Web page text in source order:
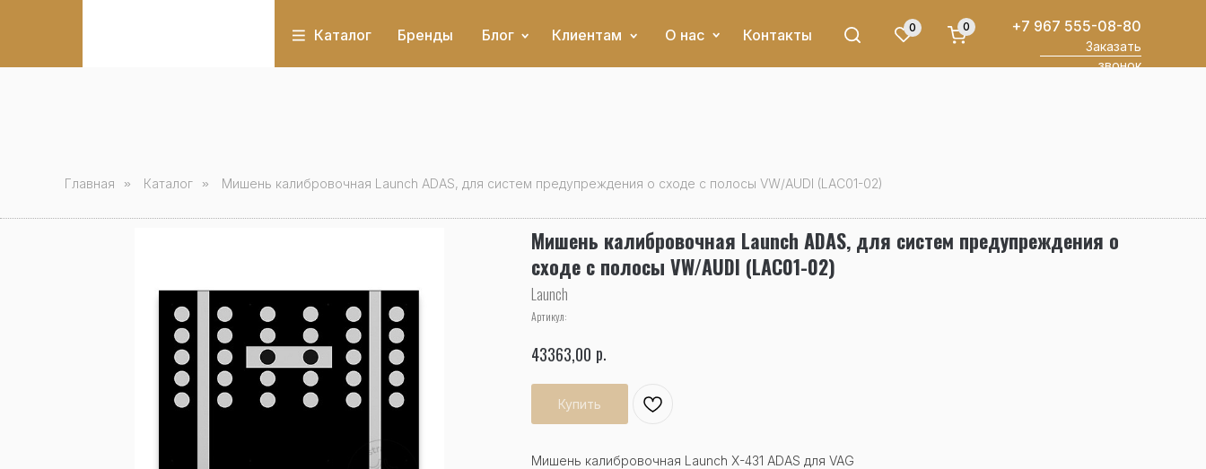
Контакты
Каталог 0 0 +7 967 555-08-80
Заказать
звонок
Клиентам О нас
Бренды Блог
Главная » Каталог » Мишень калибровочная Launch ADAS, для систем предупреждения о сходе с полосы VW/AUDI (LAC01-02)
Мишень калибровочная Launch ADAS, для систем предупреждения о
сходе с полосы VW/AUDI (LAC01-02)
Launch
Артикул:
43363,00 р.
Купить
Мишень калибровочная Launch X-431 ADAS для VAG